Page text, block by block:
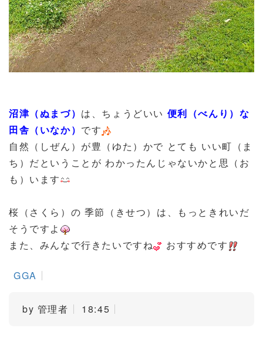
沼津（ぬまづ） は、ちょうどいい 便利（べんり）な
田舎（いなか） です
自然（しぜん）が豊（ゆた）かで とても いい町（ま
ち）だということが わかったんじゃないかと思（お
も）います
桜（さくら）の 季節（きせつ）は、もっときれいだ
そうですよ
また、みんなで行きたいですね
おすすめです
GGA
by 管理者 18:45